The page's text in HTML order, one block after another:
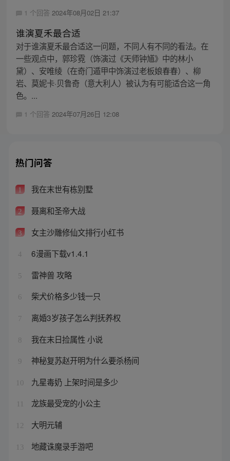
1 个回答 2024年08月02日 21:37
谁演夏禾最合适
对于谁演夏禾最合适这一问题，不同人有不同的看法。在
一些观点中，郭珍霓（饰演过《天师钟馗》中的林小
黛）、安唯绫（在奇门遁甲中饰演过老板娘春春）、柳
岩、莫妮卡·贝鲁奇（意大利人）被认为有可能适合这一角
色。...
1 个回答 2024年07月26日 12:08
热门问答
1 我在末世有栋别墅
2 聂离和圣帝大战
3 女主沙雕修仙文排行小红书
4 6漫画下载v1.4.1
5 雷神兽 攻略
6 柴犬价格多少钱一只
7 离婚3岁孩子怎么判抚养权
8 我在末日捡属性 小说
9 神秘复苏赵开明为什么要杀杨间
10 九星毒奶 上架时间是多少
龙族最受宠的小公主
12 大明元辅
13 地藏诛魔录手游吧